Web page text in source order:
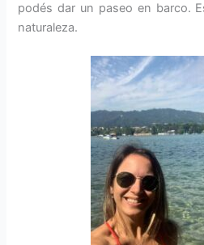
podés dar un paseo en barco.
naturaleza.